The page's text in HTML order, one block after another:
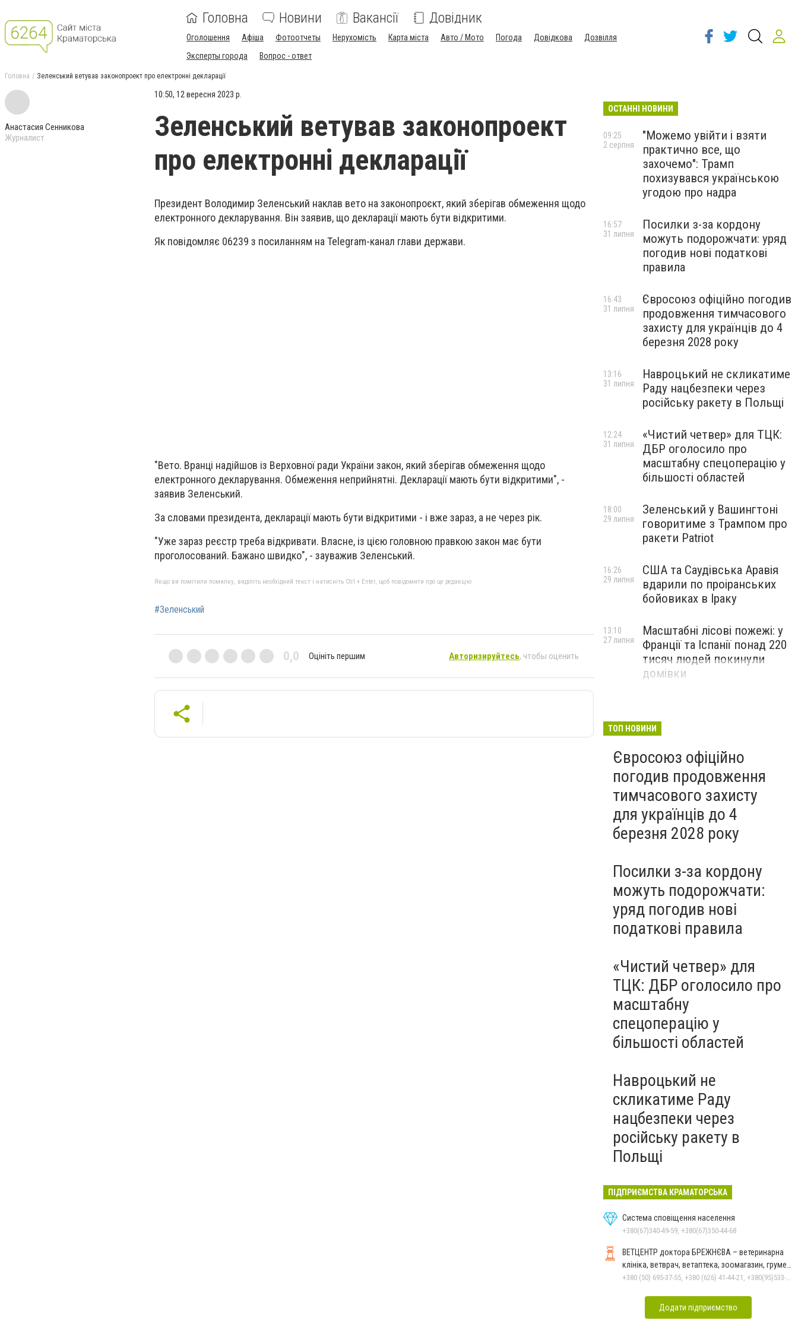
Головна Новини Вакансії Довідник
Оголошення Афіша Фотоотчеты Нерухомість Карта міста Авто / Мото Погода Довідкова
Дозвілля
Эксперты города
Вопрос - ответ
Головна Зеленський ветував законопроект про електронні декларації
Анастасия Сенникова
Журналист
10:50, 12 вересня 2023 р.
Зеленський ветував законопроект
про електронні декларації
Президент Володимир Зеленський наклав вето на законопроєкт, який зберігав обмеження щодо
електронного декларування. Він заявив, що декларації мають бути відкритими.
Як повідомляє 06239 з посиланням на Telegram-канал глави держави.
"Вето. Вранці надійшов із Верховної ради України закон, який зберігав обмеження щодо
електронного декларування. Обмеження неприйнятні. Декларації мають бути відкритими", -
заявив Зеленський.
За словами президента, декларації мають бути відкритими - і вже зараз, а не через рік.
"Уже зараз реєстр треба відкривати. Власне, із цією головною правкою закон має бути
проголосований. Бажано швидко", - зауважив Зеленський.
Якщо ви помітили помилку, виділіть необхідний текст і натисніть Ctrl + Enter, щоб повідомити про це редакцію
#Зеленський
0,0 Оцініть першим Авторизируйтесь, чтобы оценить
ОСТАННІ НОВИНИ
"Можемо увійти і взяти
практично все, що
захочемо": Трамп
похизувався українською
угодою про надра
09:25
2 серпня
Посилки з-за кордону
можуть подорожчати: уряд
погодив нові податкові
правила
16:57
31 липня
Євросоюз офіційно погодив
продовження тимчасового
захисту для українців до 4
березня 2028 року
16:43
31 липня
Навроцький не скликатиме
Раду нацбезпеки через
російську ракету в Польщі
13:16
31 липня
«Чистий четвер» для ТЦК:
ДБР оголосило про
масштабну спецоперацію у
більшості областей
12:24
31 липня
Зеленський у Вашингтоні
говоритиме з Трампом про
ракети Patriot
18:00
29 липня
США та Саудівська Аравія
вдарили по проіранських
бойовиках в Іраку
16:26
29 липня
Масштабні лісові пожежі: у
Франції та Іспанії понад 220
тисяч людей покинули
домівки
13:10
27 липня
ТОП НОВИНИ
Євросоюз офіційно
погодив продовження
тимчасового захисту
для українців до 4
березня 2028 року
Посилки з-за кордону
можуть подорожчати:
уряд погодив нові
податкові правила
«Чистий четвер» для
ТЦК: ДБР оголосило про
масштабну
спецоперацію у
більшості областей
Навроцький не
скликатиме Раду
нацбезпеки через
російську ракету в
Польщі
ПІДПРИЄМСТВА КРАМАТОРСЬКА
Система сповіщення населення
+380(67)340-49-59, +380(67)350-44-68
ВЕТЦЕНТР доктора БРЕЖНЄВА – ветеринарна
клініка, ветврач, ветаптека, зоомагазин, грумер,
стрижки.
+380 (50) 695-37-55, +380 (626) 41-44-21, +380(95)533-90-03
Додати підприємство